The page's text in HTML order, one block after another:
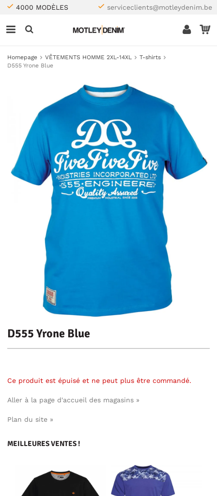
4000 MODÈLES serviceclients@motleydenim.be
Homepage VÊTEMENTS HOMME 2XL-14XL
T-shirts
D555 Yrone Blue
D555 Yrone Blue
Ce produit est épuisé et ne peut plus être commandé.
Aller à la page d'accueil des magasins »
Plan du site »
MEILLEURES VENTES !